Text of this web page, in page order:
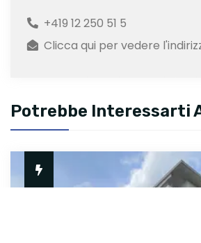
+419 12 250 51 5
Clicca qui per vedere
Potrebbe Interessarti